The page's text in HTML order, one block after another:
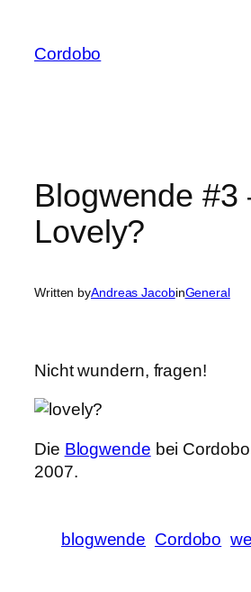
content
Cordobo
Blogwende #3
Lovely?
Written byAndreas JacobinGeneral
Nicht wundern, fragen!
Die Blogwende bei
2007.
blogwende Cordobo